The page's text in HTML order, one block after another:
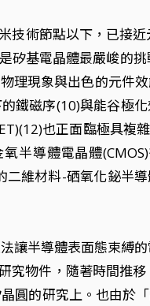
技術節點以下，已接
矽基電晶體最嚴峻的
理現象與出色的元件
鐵磁序(10)與能谷極
也正面臨極具複
半導體電晶體
維材料-硒氧化鉍半
讓半導體表面態束縛
物件，隨著時間推
圓的研究上。也由於